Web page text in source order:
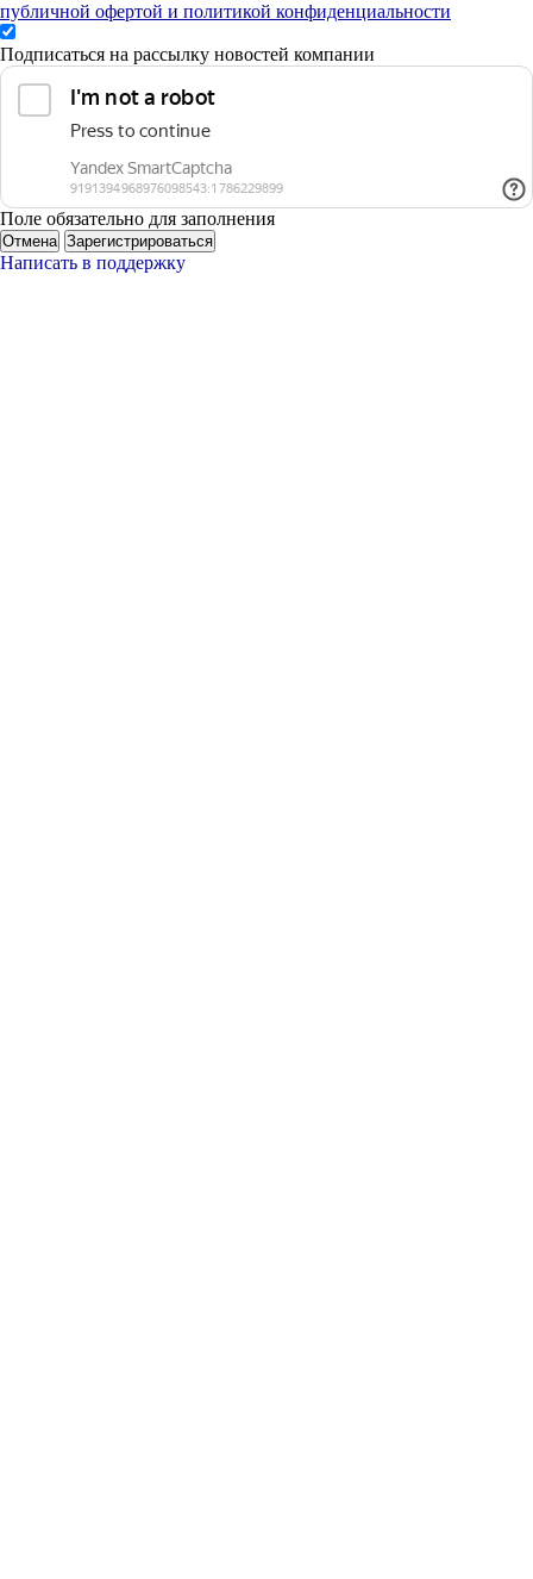
публичной офертой и политикой конфиденциальности
Подписаться на рассылку новостей компании
Поле обязательно для заполнения
Отмена Зарегистрироваться
Написать в поддержку